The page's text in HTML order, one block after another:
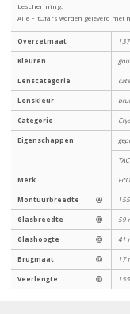
bescherming.
Alle FitOfars worden geleverd met
Overzetmaat
Kleuren
Lenscategorie
Lenskleur
Categorie
Eigenschappen
Merk
Montuurbreedte Ⓐ
Glasbreedte Ⓑ 59
Glashoogte Ⓒ 41
Brugmaat Ⓓ 17
Veerlengte Ⓔ